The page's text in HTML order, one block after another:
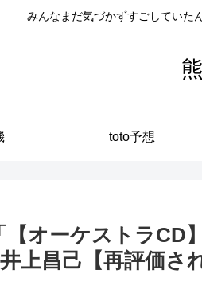
みんなまだ気づかずすごしていた
toto予想
【オーケストラCD
上昌己【再評価さ